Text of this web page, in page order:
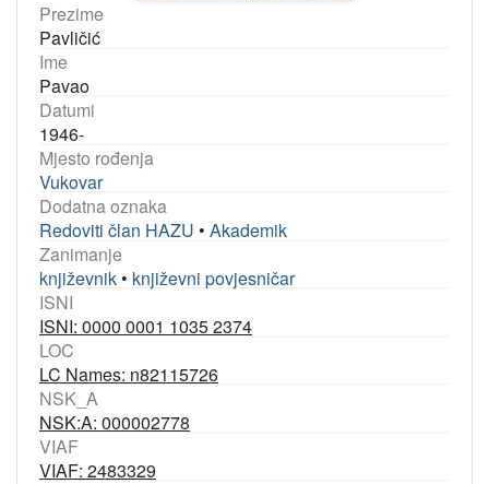
Prezime
Pavličić
Ime
Pavao
Datumi
1946-
Mjesto rođenja
Vukovar
Dodatna oznaka
Redoviti član HAZU • Akademik
Zanimanje
književnik • književni povjesničar
ISNI
ISNI: 0000 0001 1035 2374
LOC
LC Names: n82115726
NSK_A
NSK:A: 000002778
VIAF
VIAF: 2483329